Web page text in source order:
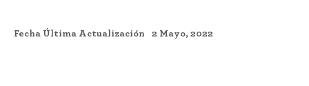
Fecha Última Actualización 2 Mayo, 2022